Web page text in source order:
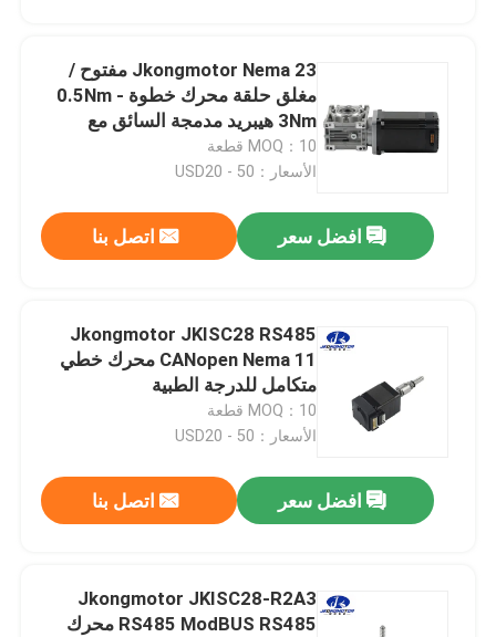
معلومات عنا
جولة في المعمل
Jkongmotor Nema 23 مفتوح /
مغلق حلقة محرك خطوة 0.5Nm -
3Nm هيبريد مدمجة السائق مع
الاتصال RS485
MOQ：10 قطعة
الأسعار：USD20 - 50
افضل سعر اتصل بنا
Jkongmotor JKISC28 RS485
CANopen Nema 11 محرك خطي
متكامل للدرجة الطبية
MOQ：10 قطعة
الأسعار：USD20 - 50
افضل سعر اتصل بنا
Jkongmotor JKISC28-R2A3
RS485 ModBUS RS485 محرك